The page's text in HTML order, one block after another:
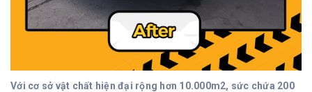
Với cơ sở vật chất hiện đại rộng hơn 10.000m2, sức chứa 200